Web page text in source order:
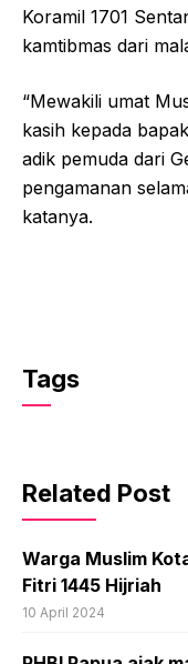
Koramil 1701
kamtibmas dari
“Mewakili umat
kasih kepada
adik pemuda dari
pengamanan
katanya.
Tags
Related Post
Warga Muslim
Fitri 1445 Hijriah
10 April 2024